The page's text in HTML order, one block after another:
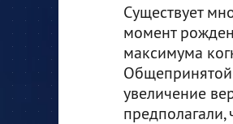
Существует
момент
максимума
Общепринятой
увеличение
предполагали,